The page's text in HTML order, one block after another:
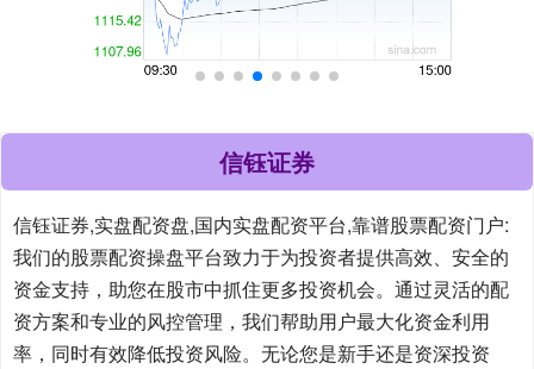
信钰证券
信钰证券,实盘配资盘,国内实盘配资平台,靠谱股票配资门户:
我们的股票配资操盘平台致力于为投资者提供高效、安全的
资金支持，助您在股市中抓住更多投资机会。通过灵活的配
资方案和专业的风控管理，我们帮助用户最大化资金利用
率，同时有效降低投资风险。无论您是新手还是资深投资